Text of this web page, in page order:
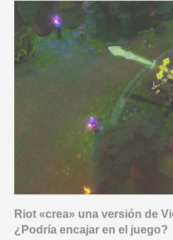
Riot «crea» una versión de
¿Podría encajar en el juego?